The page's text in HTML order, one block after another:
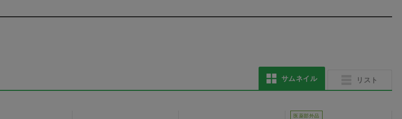
ク イエロー M
サムネイル リスト
医薬部外品